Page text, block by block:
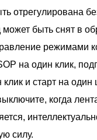
отрегулирована
быть снят в
режимами
на один клик,
и старт на один
когда
силу.